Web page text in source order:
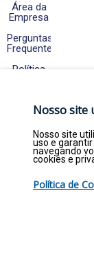
Área da
Empresa
Perguntas
Frequentes
Política
Privacidade
Fale
Conosco
Efetivos
direitos
Nosso site
Nosso site
uso e
navegando
cookies e
Política de